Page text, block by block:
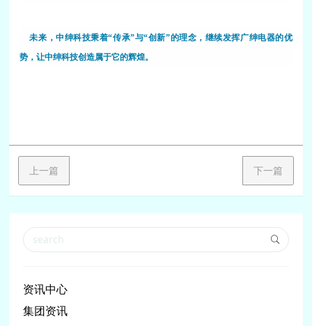
未来，中绅科技秉着“传承”与“创新”的理念，继续发挥广绅电器的优
势，让中绅科技创造属于它的辉煌。
上一篇 下一篇
资讯中心
集团资讯